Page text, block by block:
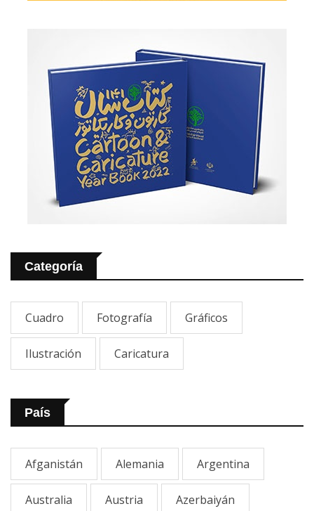
Categoría
Cuadro Fotografía Gráficos
Ilustración Caricatura
País
Afganistán Alemania Argentina
Australia Austria Azerbaiyán